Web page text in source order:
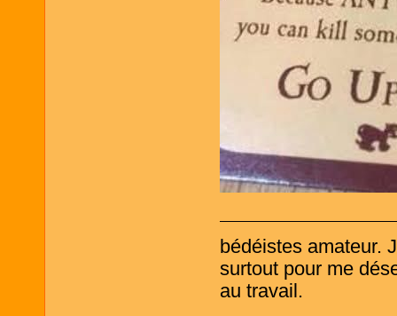
bédéistes amateur.
surtout pour me
au travail.